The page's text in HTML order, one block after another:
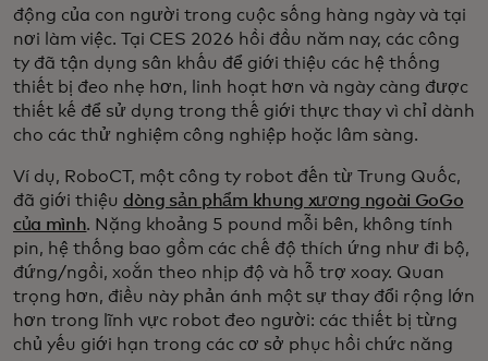
động của con người trong cuộc sống hàng ngày và tại
nơi làm việc. Tại CES 2026 hồi đầu năm nay, các công
ty đã tận dụng sân khấu để giới thiệu các hệ thống
thiết bị đeo nhẹ hơn, linh hoạt hơn và ngày càng được
thiết kế để sử dụng trong thế giới thực thay vì chỉ dành
cho các thử nghiệm công nghiệp hoặc lâm sàng.
Ví dụ, RoboCT, một công ty robot đến từ Trung Quốc,
đã giới thiệu dòng sản phẩm khung xương ngoài GoGo
của mình. Nặng khoảng 5 pound mỗi bên, không tính
pin, hệ thống bao gồm các chế độ thích ứng như đi bộ,
đứng/ngồi, xoắn theo nhịp độ và hỗ trợ xoay. Quan
trọng hơn, điều này phản ánh một sự thay đổi rộng lớn
hơn trong lĩnh vực robot đeo người: các thiết bị từng
chủ yếu giới hạn trong các cơ sở phục hồi chức năng